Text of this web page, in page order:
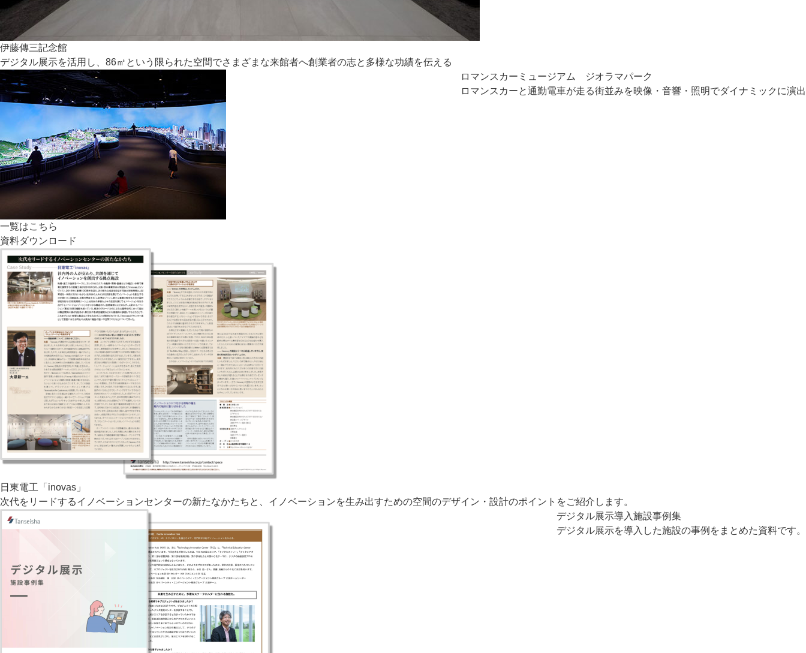
伊藤傳三記念館
デジタル展示を活用し、86㎡という限られた空間でさまざまな来館者へ創業者の志と多様な功績を伝える
ロマンスカーミュージアム ジオラマパーク
ロマンスカーと通勤電車が走る街並みを映像・音響・照明でダイナミックに演出
一覧はこちら
資料ダウンロード
日東電工「inovas」
次代をリードするイノベーションセンターの新たなかたちと、イノベーションを生み出すための空間のデザイン・設計のポイントをご紹介します。
デジタル展示導入施設事例集
デジタル展示を導入した施設の事例をまとめた資料です。